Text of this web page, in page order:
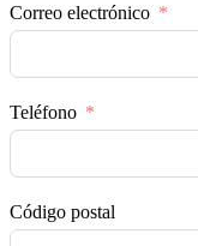
Correo electrónico
Teléfono
Código postal